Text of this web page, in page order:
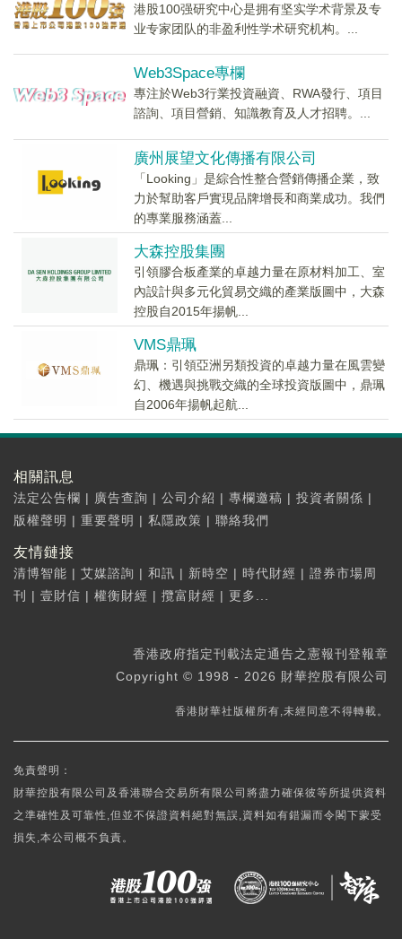
港股100强研究中心是拥有坚实学术背景及专
业专家团队的非盈利性学术研究机构。...
Web3Space專欄
專注於Web3行業投資融資、RWA發行、項目
諮詢、項目營銷、知識教育及人才招聘。...
廣州展望文化傳播有限公司
「Looking」是綜合性整合營銷傳播企業，致
力於幫助客戶實現品牌增長和商業成功。我們
的專業服務涵蓋...
大森控股集團
引領膠合板產業的卓越力量在原材料加工、室
內設計與多元化貿易交織的產業版圖中，大森
控股自2015年揚帆...
VMS鼎珮
鼎珮：引領亞洲另類投資的卓越力量在風雲變
幻、機遇與挑戰交織的全球投資版圖中，鼎珮
自2006年揚帆起航...
相關訊息
法定公告欄 | 廣告查詢 | 公司介紹 | 專欄邀稿 | 投資者關係 |
版權聲明 | 重要聲明 | 私隱政策 | 聯絡我們
友情鏈接
清博智能 | 艾媒諮詢 | 和訊 | 新時空 | 時代財經 | 證券市場周
刊
| 壹財信 | 權衡財經 | 攬富財經 | 更多...
香港政府指定刊載法定通告之憲報刊登報章
Copyright © 1998 - 2026 財華控股有限公司
香港財華社版權所有,未經同意不得轉載。
免責聲明：
財華控股有限公司及香港聯合交易所有限公司將盡力確保彼等所提供資料
之準確性及可靠性,但並不保證資料絕對無誤,資料如有錯漏而令閣下蒙受
損失,本公司概不負責。